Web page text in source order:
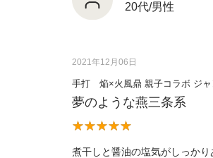
20代/男性
2021年12月06日
手打 焔×火風鼎 親子コラボ ジャ
夢のような燕三条系
煮干しと醤油の塩気がしっか